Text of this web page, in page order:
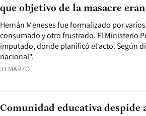
31 MARZO
Hernán Meneses fue formalizado por
consumado y otro frustrado. El Ministerio
imputado, donde planificó el acto. Según
nacional".
que objetivo de la masacre
Comunidad educativa despide